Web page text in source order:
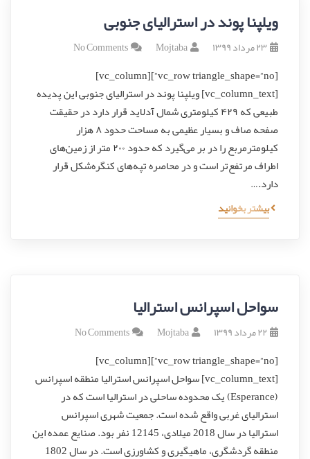
ویلپنا پوند در استرالیای جنوبی
۲۳ مرداد ۱۳۹۹ Mojtaba
No Comments
[vc_row triangle_shape=”no”][vc_column]
[vc_column_text] ویلپنا پوند در استرالیای جنوبی این پدیده
طبیعی که ۴۲۹ کیلومتری شمال آدلاید قرار دارد در حقیقت
صفحه‌ صاف و بسیار عظیمی به مساحت حدود ۸ هزار
کیلومترمربع را در بر می‌گیرد که حدود ۲۰۰ متر از زمین‌های
اطراف مرتفع‌تر است و در محاصره تپه‌های کنگره‌شکل قرار
دارد.…
بیشتر بخوانید
سواحل اسپرانس استرالیا
۲۲ مرداد ۱۳۹۹ Mojtaba
No Comments
[vc_row triangle_shape=”no”][vc_column]
[vc_column_text] سواحل اسپرانس استرالیا منطقه اسپرانس
(Esperance) یک محدوده ساحلی در استرالیا است که در
استرالیای غربی واقع شده‌ است. جمعیت شهری اسپرانس
استرالیا در سال 2018 میلادی، 12145 نفر بود. صنایع عمده این
منطقه گردشگری، ماهیگیری و کشاورزی است. در سال 1802